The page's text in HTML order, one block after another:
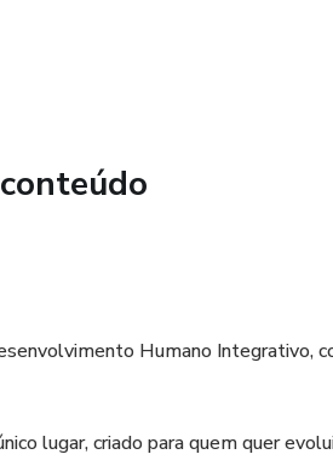
Humano Integrativo,
lugar, criado para quem quer